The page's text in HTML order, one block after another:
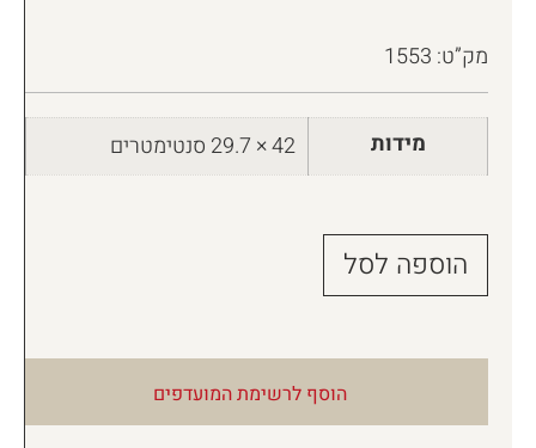
מק”ט: 1553
מידות 42 × 29.7 סנטימטרים
הוספה לסל
הוסף לרשימת המועדפים